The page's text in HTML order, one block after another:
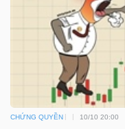
CHỨNG QUYỀN 10/10 20:00